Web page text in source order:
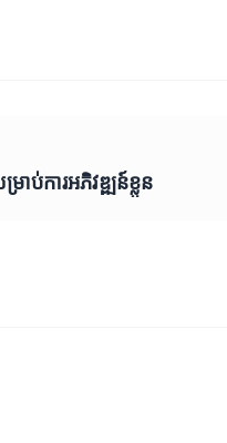
ាប់ការអភិវឌ្ឍន៍ខ្លួន